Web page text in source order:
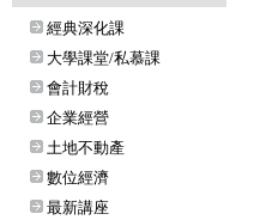
經典深化課
大學課堂/私慕課
會計財稅
企業經營
土地不動產
數位經濟
最新講座